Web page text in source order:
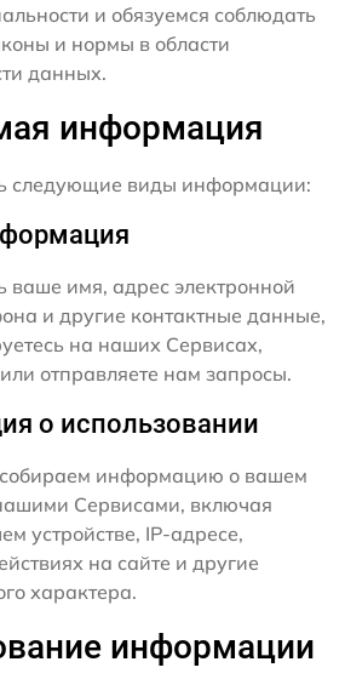
и обязуемся соблюдать
и нормы в области
данных.
информация
следующие виды информации:
имя, адрес электронной
и другие контактные данные,
на наших Сервисах,
отправляете нам запросы.
о использовании
информацию о вашем
Сервисами, включая
устройстве, IP-адресе,
на сайте и другие
характера.
информации